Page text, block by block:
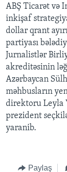
MEDIA
BAŞ MƏQALƏ
LEARNING
BIZI IZLƏYIN
Dillər
ABŞ Ticarət və
inkişaf
dollar qrant
partiyası
Jurnalistlər
akreditəsinin
Azərbaycan
məhbusların
direktoru Leyla
prezident
yaranib.
Paylaş